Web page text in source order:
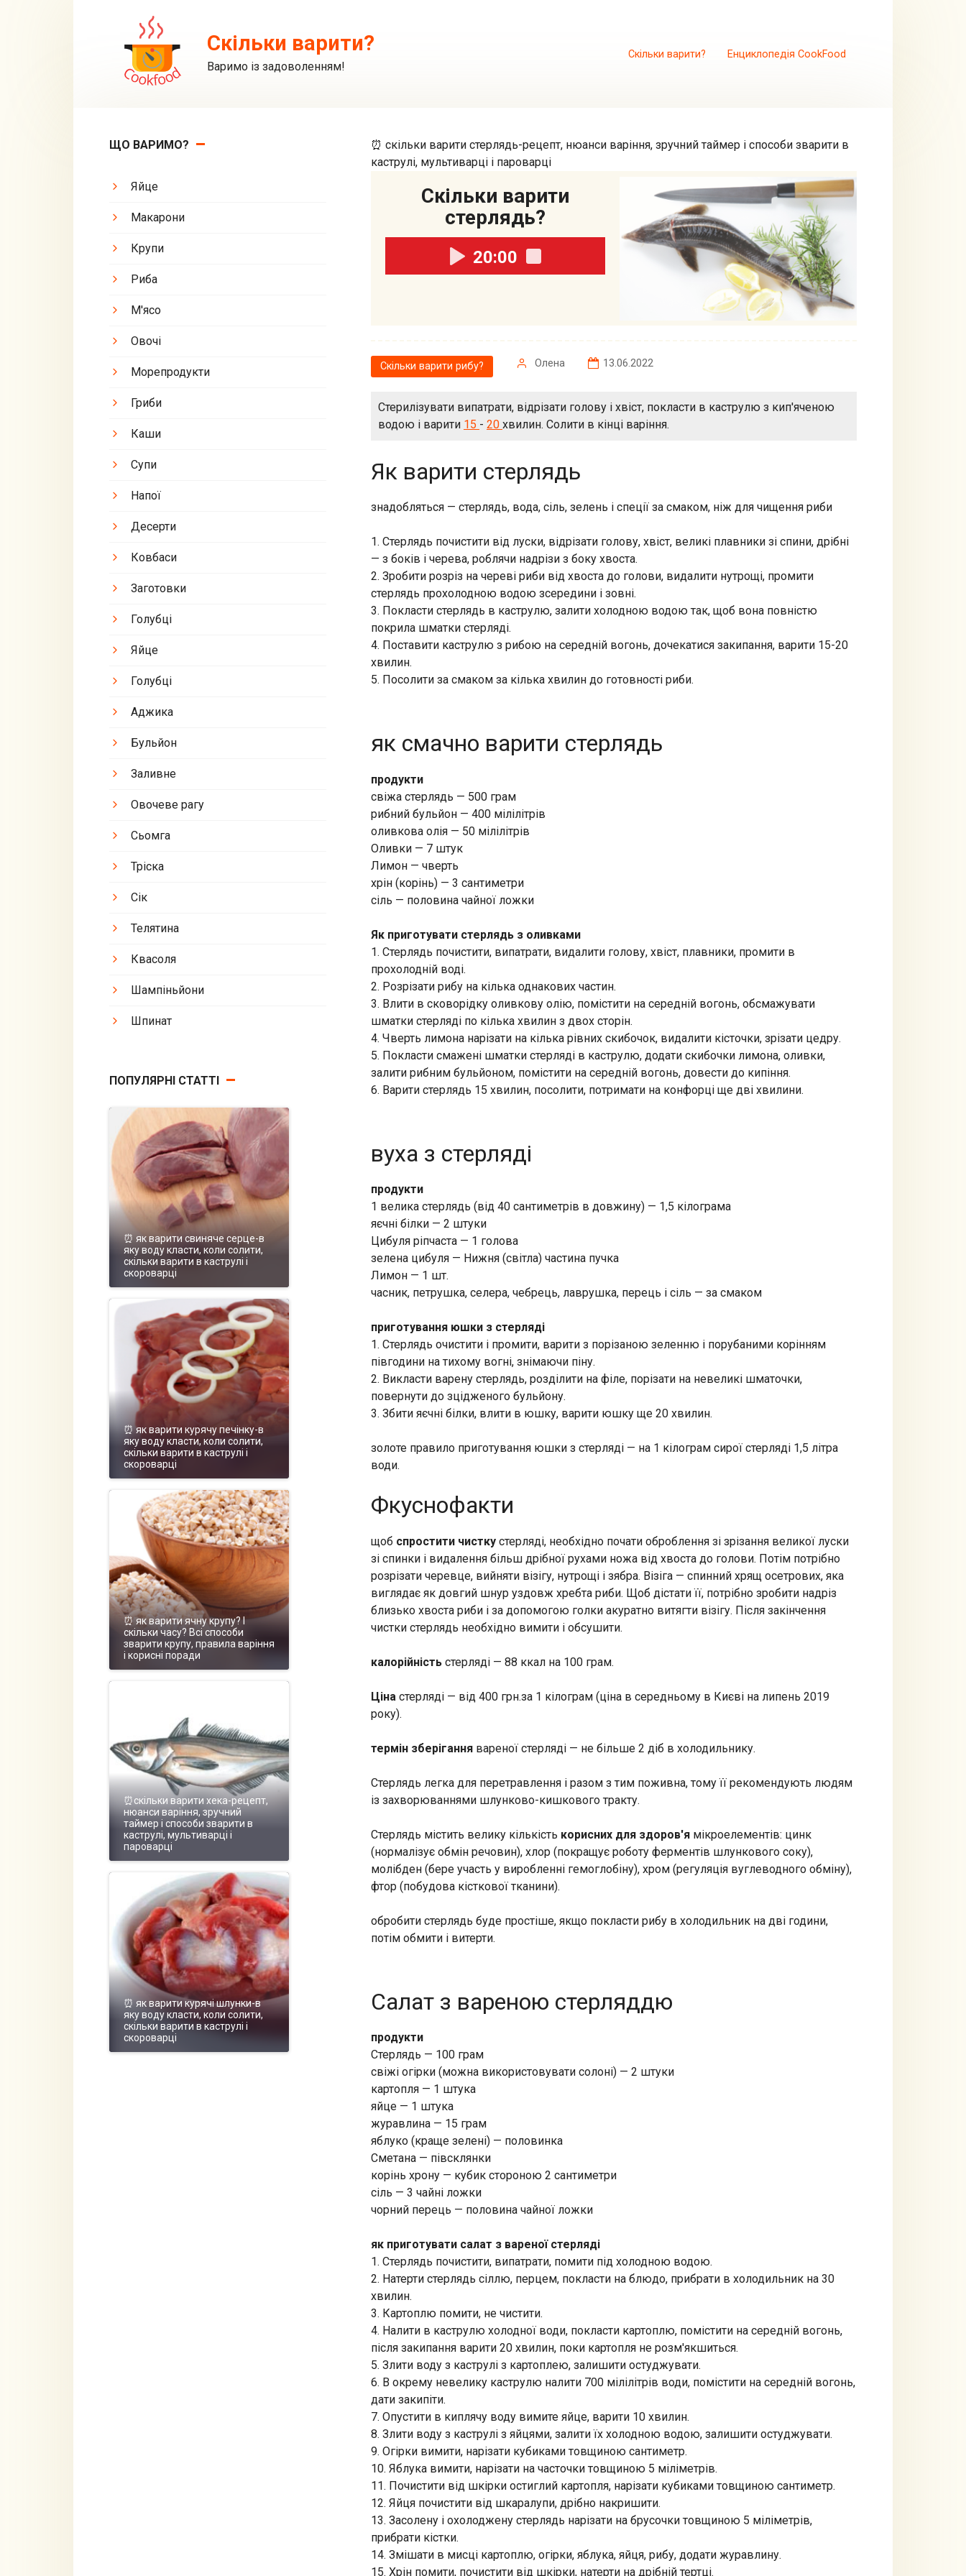
Скільки варити?
Варимо із задоволенням!
Скільки варити? Енциклопедія CookFood
⏰ скільки варити стерлядь-рецепт, нюанси варіння, зручний таймер і способи зварити в
каструлі, мультиварці і пароварці
Скільки варити
стерлядь?
20:00
Скільки варити рибу? Олена 13.06.2022
Стерилізувати випатрати, відрізати голову і хвіст, покласти в каструлю з кип'яченою
водою і варити 15 - 20 хвилин. Солити в кінці варіння.
Як варити стерлядь
знадобляться — стерлядь, вода, сіль, зелень і спеції за смаком, ніж для чищення риби
1. Стерлядь почистити від луски, відрізати голову, хвіст, великі плавники зі спини, дрібні
— з боків і черева, роблячи надрізи з боку хвоста.
2. Зробити розріз на череві риби від хвоста до голови, видалити нутрощі, промити
стерлядь прохолодною водою зсередини і зовні.
3. Покласти стерлядь в каструлю, залити холодною водою так, щоб вона повністю
покрила шматки стерляді.
4. Поставити каструлю з рибою на середній вогонь, дочекатися закипання, варити 15-20
хвилин.
5. Посолити за смаком за кілька хвилин до готовності риби.
як смачно варити стерлядь
продукти
свіжа стерлядь — 500 грам
рибний бульйон — 400 мілілітрів
оливкова олія — 50 мілілітрів
Оливки — 7 штук
Лимон — чверть
хрін (корінь) — 3 сантиметри
сіль — половина чайної ложки
Як приготувати стерлядь з оливками
1. Стерлядь почистити, випатрати, видалити голову, хвіст, плавники, промити в
прохолодній воді.
2. Розрізати рибу на кілька однакових частин.
3. Влити в сковорідку оливкову олію, помістити на середній вогонь, обсмажувати
шматки стерляді по кілька хвилин з двох сторін.
4. Чверть лимона нарізати на кілька рівних скибочок, видалити кісточки, зрізати цедру.
5. Покласти смажені шматки стерляді в каструлю, додати скибочки лимона, оливки,
залити рибним бульйоном, помістити на середній вогонь, довести до кипіння.
6. Варити стерлядь 15 хвилин, посолити, потримати на конфорці ще дві хвилини.
вуха з стерляді
продукти
1 велика стерлядь (від 40 сантиметрів в довжину) — 1,5 кілограма
яєчні білки — 2 штуки
Цибуля ріпчаста — 1 голова
зелена цибуля — Нижня (світла) частина пучка
Лимон — 1 шт.
часник, петрушка, селера, чебрець, лаврушка, перець і сіль — за смаком
приготування юшки з стерляді
1. Стерлядь очистити і промити, варити з порізаною зеленню і порубаними корінням
півгодини на тихому вогні, знімаючи піну.
2. Викласти варену стерлядь, розділити на філе, порізати на невеликі шматочки,
повернути до зцідженого бульйону.
3. Збити яєчні білки, влити в юшку, варити юшку ще 20 хвилин.
золоте правило приготування юшки з стерляді — на 1 кілограм сирої стерляді 1,5 літра
води.
Фкуснофакти
щоб спростити чистку стерляді, необхідно почати оброблення зі зрізання великої луски
зі спинки і видалення більш дрібної рухами ножа від хвоста до голови. Потім потрібно
розрізати черевце, вийняти візігу, нутрощі і зябра. Візіга — спинний хрящ осетрових, яка
виглядає як довгий шнур уздовж хребта риби. Щоб дістати її, потрібно зробити надріз
близько хвоста риби і за допомогою голки акуратно витягти візігу. Після закінчення
чистки стерлядь необхідно вимити і обсушити.
калорійність стерляді — 88 ккал на 100 грам.
Ціна стерляді — від 400 грн.за 1 кілограм (ціна в середньому в Києві на липень 2019
року).
термін зберігання вареної стерляді — не більше 2 діб в холодильнику.
Стерлядь легка для перетравлення і разом з тим поживна, тому її рекомендують людям
із захворюваннями шлунково-кишкового тракту.
Стерлядь містить велику кількість корисних для здоров'я мікроелементів: цинк
(нормалізує обмін речовин), хлор (покращує роботу ферментів шлункового соку),
молібден (бере участь у виробленні гемоглобіну), хром (регуляція вуглеводного обміну),
фтор (побудова кісткової тканини).
обробити стерлядь буде простіше, якщо покласти рибу в холодильник на дві години,
потім обмити і витерти.
Салат з вареною стерляддю
продукти
Стерлядь — 100 грам
свіжі огірки (можна використовувати солоні) — 2 штуки
картопля — 1 штука
яйце — 1 штука
журавлина — 15 грам
яблуко (краще зелені) — половинка
Сметана — півсклянки
корінь хрону — кубик стороною 2 сантиметри
сіль — 3 чайні ложки
чорний перець — половина чайної ложки
як приготувати салат з вареної стерляді
1. Стерлядь почистити, випатрати, помити під холодною водою.
2. Натерти стерлядь сіллю, перцем, покласти на блюдо, прибрати в холодильник на 30
хвилин.
3. Картоплю помити, не чистити.
4. Налити в каструлю холодної води, покласти картоплю, помістити на середній вогонь,
після закипання варити 20 хвилин, поки картопля не розм'якшиться.
5. Злити воду з каструлі з картоплею, залишити остуджувати.
6. В окрему невелику каструлю налити 700 мілілітрів води, помістити на середній вогонь,
дати закипіти.
7. Опустити в киплячу воду вимите яйце, варити 10 хвилин.
8. Злити воду з каструлі з яйцями, залити їх холодною водою, залишити остуджувати.
9. Огірки вимити, нарізати кубиками товщиною сантиметр.
10. Яблука вимити, нарізати на часточки товщиною 5 міліметрів.
11. Почистити від шкірки остиглий картопля, нарізати кубиками товщиною сантиметр.
12. Яйця почистити від шкаралупи, дрібно накришити.
13. Засолену і охолоджену стерлядь нарізати на брусочки товщиною 5 міліметрів,
прибрати кістки.
14. Змішати в мисці картоплю, огірки, яблука, яйця, рибу, додати журавлину.
15. Хрін помити, почистити від шкірки, натерти на дрібній тертці.
ЩО ВАРИМО?
Яйце
Макарони
Крупи
Риба
М'ясо
Овочі
Морепродукти
Гриби
Каши
Супи
Напої
Десерти
Ковбаси
Заготовки
Голубці
Яйце
Голубці
Аджика
Бульйон
Заливне
Овочеве рагу
Сьомга
Тріска
Сік
Телятина
Квасоля
Шампіньйони
Шпинат
ПОПУЛЯРНІ СТАТТІ
⏰ як варити свиняче серце-в
яку воду класти, коли солити,
скільки варити в каструлі і
скороварці
⏰ як варити курячу печінку-в
яку воду класти, коли солити,
скільки варити в каструлі і
скороварці
⏰ як варити ячну крупу? І
скільки часу? Всі способи
зварити крупу, правила варіння
і корисні поради
⏰скільки варити хека-рецепт,
нюанси варіння, зручний
таймер і способи зварити в
каструлі, мультиварці і
пароварці
⏰ як варити курячі шлунки-в
яку воду класти, коли солити,
скільки варити в каструлі і
скороварці